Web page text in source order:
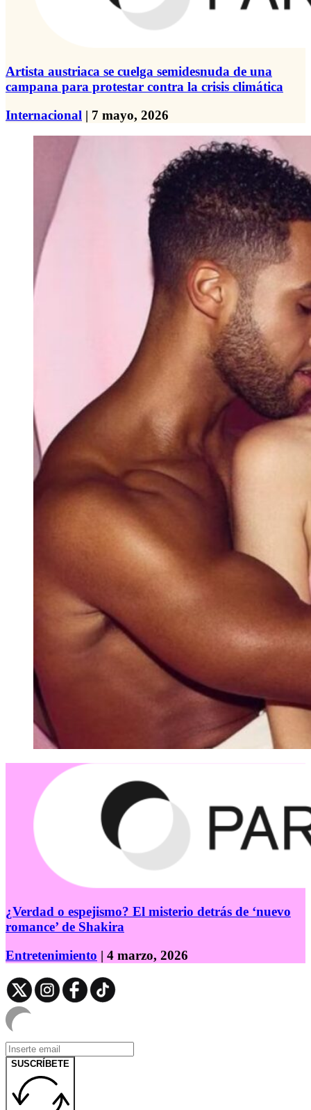
Artista austriaca se cuelga semidesnuda de una
campana para protestar contra la crisis climática
Internacional | 7 mayo, 2026
¿Verdad o espejismo? El misterio detrás de ‘nuevo
romance’ de Shakira
Entretenimiento | 4 marzo, 2026
SUSCRÍBETE